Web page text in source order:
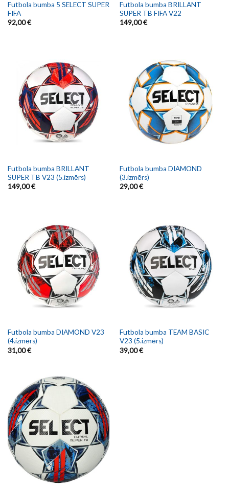
Futbola bumba 5 SELECT SUPER
FIFA
92,00€
Futbola bumba BRILLANT
SUPER TB FIFA V22
149,00€
Futbola bumba BRILLANT
SUPER TB V23 (5.izmērs)
149,00€
Futbola bumba DIAMOND
(3.izmērs)
29,00€
Futbola bumba DIAMOND V23
(4.izmērs)
31,00€
Futbola bumba TEAM BASIC
V23 (5.izmērs)
39,00€